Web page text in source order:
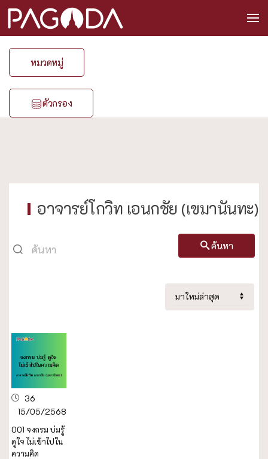
หมวดหมู่
ตัวกรอง
อาจารย์โกวิท เอนกชัย (เขมานันทะ)
ค้นหา
36
15/05/2568
001 จงกรม บ่มรู้
ดูใจ ไม่เข้าไปใน
ความคิด